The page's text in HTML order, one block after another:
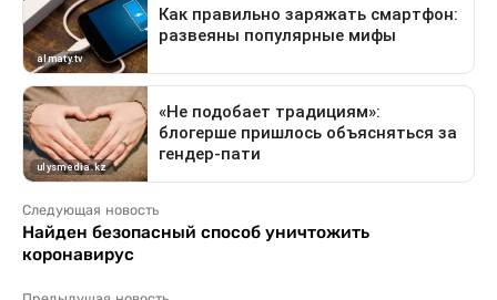
Следующая новость
Найден безопасный способ уничтожить
коронавирус